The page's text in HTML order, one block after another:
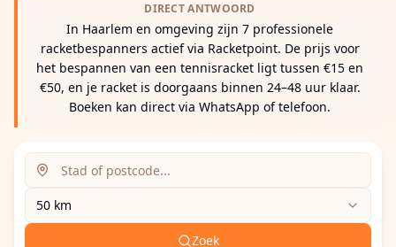
DIRECT ANTWOORD
In Haarlem en omgeving zijn 7 professionele
racketbespanners actief via Racketpoint. De prijs voor
het bespannen van een tennisracket ligt tussen €15 en
€50, en je racket is doorgaans binnen 24–48 uur klaar.
Boeken kan direct via WhatsApp of telefoon.
Zoeklocatie (stad of postcode)
Voer een stad, postcode of adres in om
50 km
Zoek